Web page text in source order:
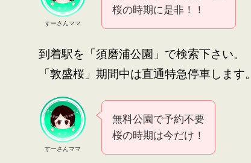
すーさんママ
桜の時期に是非！！
到着駅を「須磨浦公園」で検索下さい。
「敦盛桜」期間中は直通特急停車します。
すーさんママ
無料公園で予約不要
桜の時期は今だけ！